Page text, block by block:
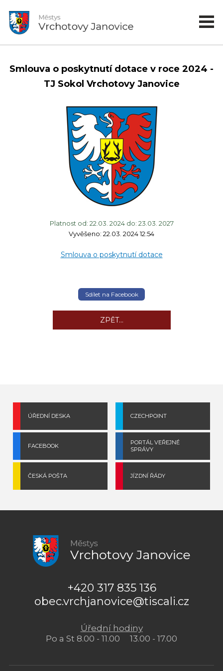
Smlouva o poskytnutí dotace v roce 2024 -
TJ Sokol Vrchotovy Janovice
Platnost od: 22.03. 2024 do: 23.03. 2027
Vyvěšeno: 22.03. 2024 12:54
Smlouva o poskytnutí dotace
Sdílet na Facebook
ZPĚT...
ÚŘEDNÍ DESKA CZECHPOINT
FACEBOOK
PORTÁL VEŘEJNÉ
SPRÁVY
ČESKÁ POŠTA JÍZDNÍ ŘÁDY
+420 317 835 136
obec.vrchjanovice@tiscali.cz
Úřední hodiny
Po a St 8.00 - 11.00 13.00 - 17.00